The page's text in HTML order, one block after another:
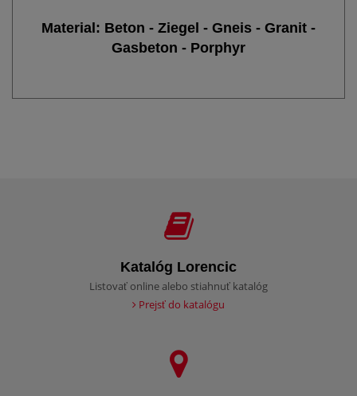
Material: Beton - Ziegel - Gneis - Granit -
Gasbeton - Porphyr
Katalóg Lorencic
Listovať online alebo stiahnuť katalóg
Prejsť do katalógu